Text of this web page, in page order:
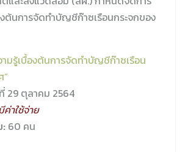
ต้นการจัดทำบัญชีก๊าซเรือนกระจกของ
ามรู้เบื้องต้นการจัดทำบัญชีก๊าซเรือน
29 ตุลาคม 2564
ค่าใช้จ่าย
60 คน